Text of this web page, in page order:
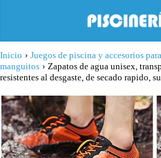
Inicio › Juegos de piscina y accesorios
manguitos › Zapatos de agua unisex,
resistentes al desgaste, de secado rapido,